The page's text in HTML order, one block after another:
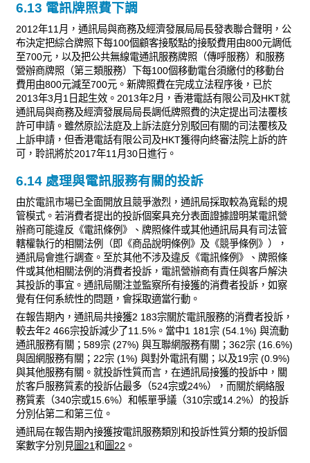
6.13 電訊牌照費下調
2012年11月，通訊局與商務及經濟發展局局長發表聯合聲明，公
布決定把綜合牌照下每100個顧客接駁點的接駁費用由800元調低
至700元，以及把公共無線電通訊服務牌照（傳呼服務）和服務
營辦商牌照（第三類服務）下每100個移動電台須繳付的移動台
費用由800元減至700元。新牌照費在完成立法程序後，已於
2013年3月1日起生效。2013年2月，香港電話有限公司及HKT就
通訊局與商務及經濟發展局局長調低牌照費的決定提出司法覆核
許可申請。雖然原訟法庭及上訴法庭分別駁回有關的司法覆核及
上訴申請，但香港電話有限公司及HKT獲得向終審法院上訴的許
可，聆訊將於2017年11月30日進行。
6.14 處理與電訊服務有關的投訴
由於電訊市場已全面開放且競爭激烈，通訊局採取較為寬鬆的規
管模式。若消費者提出的投訴個案具充分表面證據證明某電訊營
辦商可能違反《電訊條例》、牌照條件或其他通訊局具有司法管
轄權執行的相關法例（即《商品說明條例》及《競爭條例》），
通訊局會進行調查。至於其他不涉及違反《電訊條例》、牌照條
件或其他相關法例的消費者投訴，電訊營辦商有責任與客戶解決
其投訴的事宜。通訊局關注並監察所有接獲的消費者投訴，如察
覺有任何系統性的問題，會採取適當行動。
在報告期內，通訊局共接獲2 183宗關於電訊服務的消費者投訴，
較去年2 466宗投訴減少了11.5%。當中1 181宗 (54.1%) 與流動
通訊服務有關；589宗 (27%) 與互聯網服務有關；362宗 (16.6%)
與固網服務有關；22宗 (1%) 與對外電訊有關；以及19宗 (0.9%)
與其他服務有關。就投訴性質而言，在通訊局接獲的投訴中，關
於客戶服務質素的投訴佔最多（524宗或24%），而關於網絡服
務質素（340宗或15.6%）和帳單爭議（310宗或14.2%）的投訴
分別佔第二和第三位。
通訊局在報告期內接獲按電訊服務類別和投訴性質分類的投訴個
案數字分別見圖21和 圖22 。